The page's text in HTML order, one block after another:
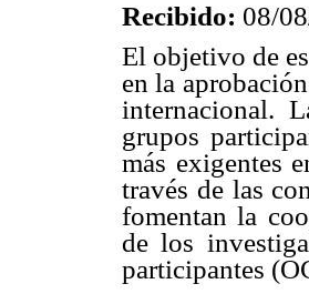
Recibido: 08/
El objetivo de
en la
internacional.
grupos
más exigentes
través de las
fomentan la
de los
participantes